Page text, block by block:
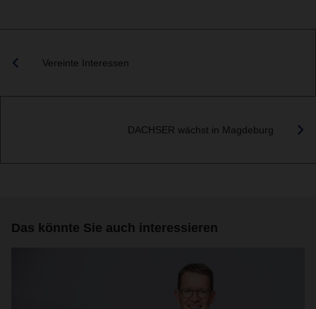
Vereinte Interessen
DACHSER wächst in Magdeburg
Das könnte Sie auch interessieren